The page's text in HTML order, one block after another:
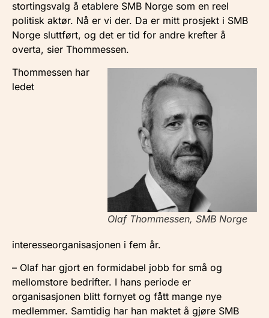
stortingsvalg å etablere SMB Norge som en reel
politisk aktør. Nå er vi der. Da er mitt prosjekt i SMB
Norge sluttført, og det er tid for andre krefter å
overta, sier Thommessen.
Olaf Thommessen, SMB Norge
Thommessen har
ledet
interesseorganisasjonen i fem år.
– Olaf har gjort en formidabel jobb for små og
mellomstore bedrifter. I hans periode er
organisasjonen blitt fornyet og fått mange nye
medlemmer. Samtidig har han maktet å gjøre SMB